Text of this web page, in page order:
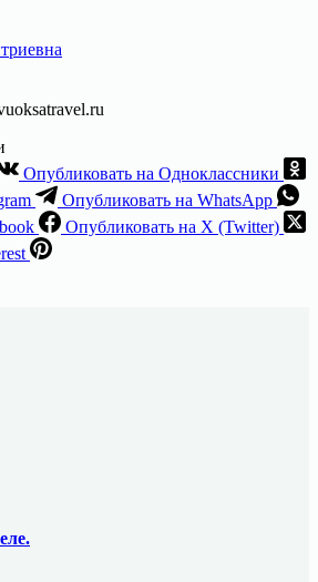
Опубликовать на Одноклассники
Опубликовать на WhatsApp
Опубликовать на X (Twitter)